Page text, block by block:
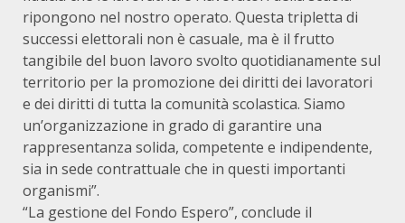
ripongono nel nostro operato. Questa tripletta di
successi elettorali non è casuale, ma è il frutto
tangibile del buon lavoro svolto quotidianamente sul
territorio per la promozione dei diritti dei lavoratori
e dei diritti di tutta la comunità scolastica. Siamo
un’organizzazione in grado di garantire una
rappresentanza solida, competente e indipendente,
sia in sede contrattuale che in questi importanti
organismi”.
“La gestione del Fondo Espero”, conclude il